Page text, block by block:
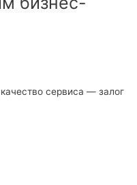
сервиса — залог